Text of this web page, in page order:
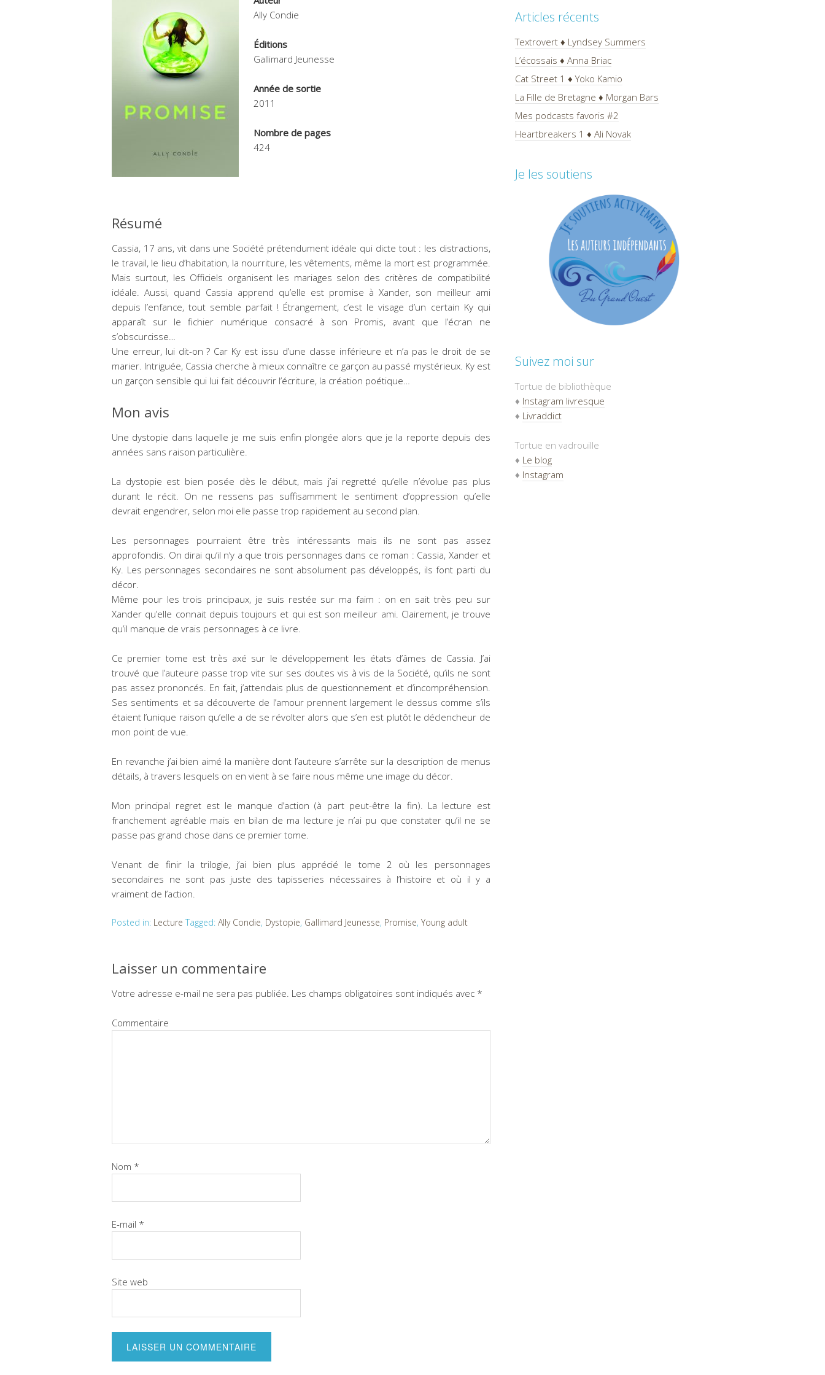
Ally Condie
Éditions
Gallimard Jeunesse
Année de sortie
2011
Nombre de pages
424
Résumé
Cassia, 17 ans, vit dans une Société prétendument idéale qui dicte tout : les distractions,
le travail, le lieu d’habitation, la nourriture, les vêtements, même la mort est programmée.
Mais surtout, les Officiels organisent les mariages selon des critères de compatibilité
idéale. Aussi, quand Cassia apprend qu’elle est promise à Xander, son meilleur ami
depuis l’enfance, tout semble parfait ! Étrangement, c’est le visage d’un certain Ky qui
apparaît sur le fichier numérique consacré à son Promis, avant que l’écran ne
s’obscurcisse…
Une erreur, lui dit-on ? Car Ky est issu d’une classe inférieure et n’a pas le droit de se
marier. Intriguée, Cassia cherche à mieux connaître ce garçon au passé mystérieux. Ky est
un garçon sensible qui lui fait découvrir l’écriture, la création poétique…
Mon avis
Une dystopie dans laquelle je me suis enfin plongée alors que je la reporte depuis des
années sans raison particulière.
La dystopie est bien posée dès le début, mais j’ai regretté qu’elle n’évolue pas plus
durant le récit. On ne ressens pas suffisamment le sentiment d’oppression qu’elle
devrait engendrer, selon moi elle passe trop rapidement au second plan.
Les personnages pourraient être très intéressants mais ils ne sont pas assez
approfondis. On dirai qu’il n’y a que trois personnages dans ce roman : Cassia, Xander et
Ky. Les personnages secondaires ne sont absolument pas développés, ils font parti du
décor.
Même pour les trois principaux, je suis restée sur ma faim : on en sait très peu sur
Xander qu’elle connait depuis toujours et qui est son meilleur ami. Clairement, je trouve
qu’il manque de vrais personnages à ce livre.
Ce premier tome est très axé sur le développement les états d’âmes de Cassia. J’ai
trouvé que l’auteure passe trop vite sur ses doutes vis à vis de la Société, qu’ils ne sont
pas assez prononcés. En fait, j’attendais plus de questionnement et d’incompréhension.
Ses sentiments et sa découverte de l’amour prennent largement le dessus comme s’ils
étaient l’unique raison qu’elle a de se révolter alors que s’en est plutôt le déclencheur de
mon point de vue.
En revanche j’ai bien aimé la manière dont l’auteure s’arrête sur la description de menus
détails, à travers lesquels on en vient à se faire nous même une image du décor.
Mon principal regret est le manque d’action (à part peut-être la fin). La lecture est
franchement agréable mais en bilan de ma lecture je n’ai pu que constater qu’il ne se
passe pas grand chose dans ce premier tome.
Venant de finir la trilogie, j’ai bien plus apprécié le tome 2 où les personnages
secondaires ne sont pas juste des tapisseries nécessaires à l’histoire et où il y a
vraiment de l’action.
Posted in: Lecture Tagged: Ally Condie, Dystopie, Gallimard Jeunesse, Promise, Young adult
Laisser un commentaire
Votre adresse e-mail ne sera pas publiée. Les champs obligatoires sont indiqués avec *
Commentaire
Nom *
E-mail *
Site web
Articles récents
Textrovert ♦ Lyndsey Summers
L’écossais ♦ Anna Briac
Cat Street 1 ♦ Yoko Kamio
La Fille de Bretagne ♦ Morgan Bars
Mes podcasts favoris #2
Heartbreakers 1 ♦ Ali Novak
Je les soutiens
Suivez moi sur
Tortue de bibliothèque
♦ Instagram livresque
♦ Livraddict
Tortue en vadrouille
♦ Le blog
♦ Instagram